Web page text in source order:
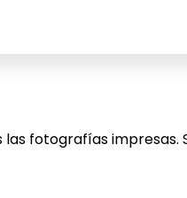
fotografías